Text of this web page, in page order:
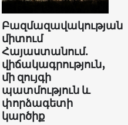
Բազմազավակության
միտում
Հայաստանում.
վիճակագրություն,
մի զույգի
պատմություն և
փորձագետի
կարծիք